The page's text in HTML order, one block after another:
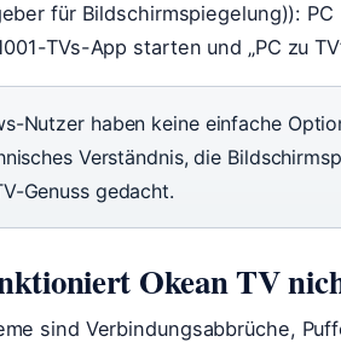
für Bildschirmspiegelung)):
TVs-App starten und „PC zu
Nutzer haben keine einfache
Verständnis, die
Genuss gedacht.
Okean TV
sind Verbindungsabbrüche,